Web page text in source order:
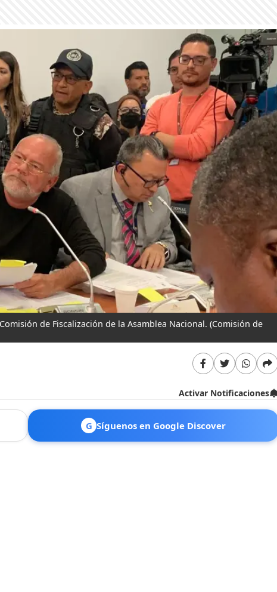
de Fiscalización de la Asamblea Nacional. (Comisión de
Activar Notificaciones
G Síguenos en Google Discover